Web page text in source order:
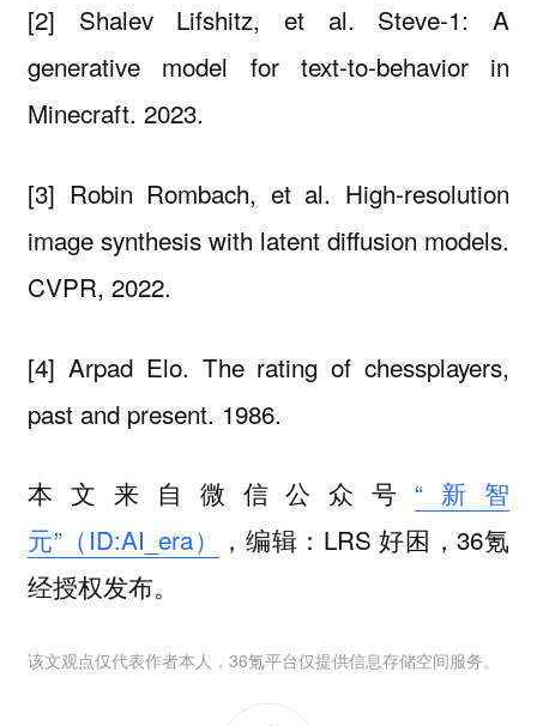
[2] Shalev Lifshitz, et al. Steve-1: A
generative model for text-to-behavior in
Minecraft. 2023.
[3] Robin Rombach, et al. High-resolution
image synthesis with latent diffusion models.
CVPR, 2022.
[4] Arpad Elo. The rating of chessplayers,
past and present. 1986.
本文来自微信公众号 “新智
元”（ID:AI_era）
，编辑：LRS 好困，36氪
经授权发布。
该文观点仅代表作者本人，36氪平台仅提供信息存储空间服务。